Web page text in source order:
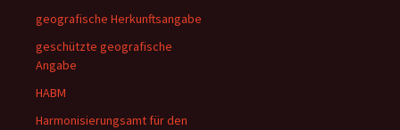
geografische Herkunftsangabe
geschützte geografische
Angabe
HABM
Harmonisierungsamt für den